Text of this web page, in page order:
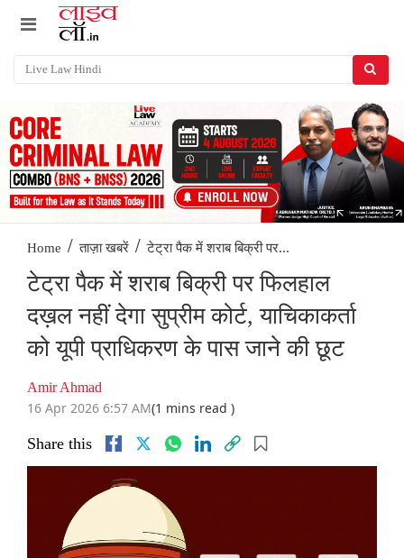
Home / ताज़ा खबरें / टेट्रा पैक में शराब बिक्री पर...
टेट्रा पैक में शराब बिक्री पर फिलहाल
दख़ल नहीं देगा सुप्रीम कोर्ट, याचिकाकर्ता
को यूपी प्राधिकरण के पास जाने की छूट
Amir Ahmad
16 Apr 2026 6:57 AM(1 mins read )
Share this